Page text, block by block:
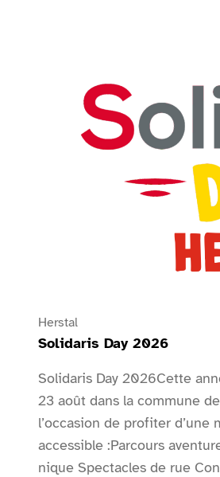
Herstal
Solidaris Day 2026
Solidaris Day 2026Cette
23 août dans la commune
l’occasion de profiter
accessible :Parcours
nique Spectacles de rue